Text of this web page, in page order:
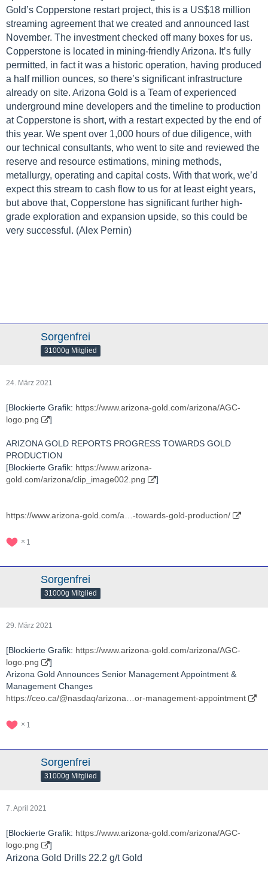
Gold’s Copperstone restart project, this is a US$18 million
streaming agreement that we created and announced last
November. The investment checked off many boxes for us.
Copperstone is located in mining-friendly Arizona. It’s fully
permitted, in fact it was a historic operation, having produced
a half million ounces, so there’s significant infrastructure
already on site. Arizona Gold is a Team of experienced
underground mine developers and the timeline to production
at Copperstone is short, with a restart expected by the end of
this year. We spent over 1,000 hours of due diligence, with
our technical consultants, who went to site and reviewed the
reserve and resource estimations, mining methods,
metallurgy, operating and capital costs. With that work, we’d
expect this stream to cash flow to us for at least eight years,
but above that, Copperstone has significant further high-
grade exploration and expansion upside, so this could be
very successful. (Alex Pernin)
Sorgenfrei
31000g Mitglied
24. März 2021
[Blockierte Grafik: https://www.arizona-gold.com/arizona/AGC-
logo.png
]
ARIZONA GOLD REPORTS PROGRESS TOWARDS GOLD
PRODUCTION
[Blockierte Grafik: https://www.arizona-
gold.com/arizona/clip_image002.png
]
https://www.arizona-gold.com/a…-towards-gold-production/
1
Sorgenfrei
31000g Mitglied
29. März 2021
[Blockierte Grafik: https://www.arizona-gold.com/arizona/AGC-
logo.png
]
Arizona Gold Announces Senior Management Appointment &
Management Changes
https://ceo.ca/@nasdaq/arizona…or-management-appointment
1
Sorgenfrei
31000g Mitglied
7. April 2021
[Blockierte Grafik: https://www.arizona-gold.com/arizona/AGC-
logo.png
]
Arizona Gold Drills 22.2 g/t Gold